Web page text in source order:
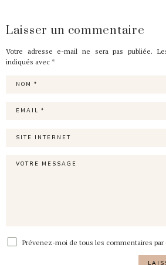
Laisser un commentaire
Votre adresse e-mail ne sera pas publiée.
indiqués avec *
Prévenez-moi de tous les commentaires par